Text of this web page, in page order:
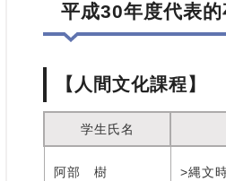
平成30年度代表
【人間文化課程】
学生氏名
阿部 樹 >縄文